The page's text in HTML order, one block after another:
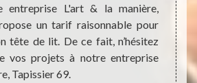
entreprise L'art & la manière,
un tarif raisonnable pour
tête de lit. De ce fait, n’hésitez
vos projets à notre entreprise
Tapissier 69.
la